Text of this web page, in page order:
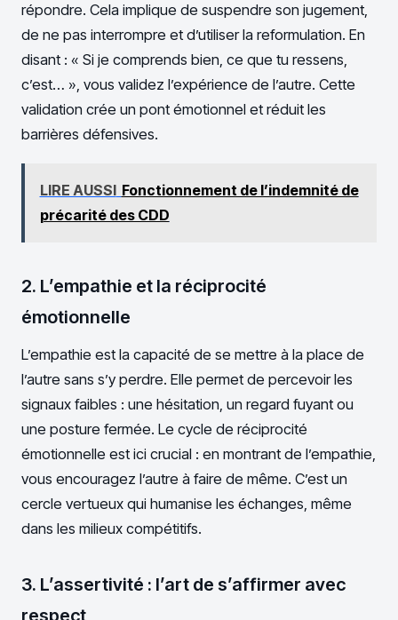
répondre. Cela implique de suspendre son jugement,
de ne pas interrompre et d’utiliser la reformulation. En
disant : « Si je comprends bien, ce que tu ressens,
c’est… », vous validez l’expérience de l’autre. Cette
validation crée un pont émotionnel et réduit les
barrières défensives.
LIRE AUSSI Fonctionnement de l’indemnité de
précarité des CDD
2. L’empathie et la réciprocité
émotionnelle
L’empathie est la capacité de se mettre à la place de
l’autre sans s’y perdre. Elle permet de percevoir les
signaux faibles : une hésitation, un regard fuyant ou
une posture fermée. Le cycle de réciprocité
émotionnelle est ici crucial : en montrant de l’empathie,
vous encouragez l’autre à faire de même. C’est un
cercle vertueux qui humanise les échanges, même
dans les milieux compétitifs.
3. L’assertivité : l’art de s’affirmer avec
respect